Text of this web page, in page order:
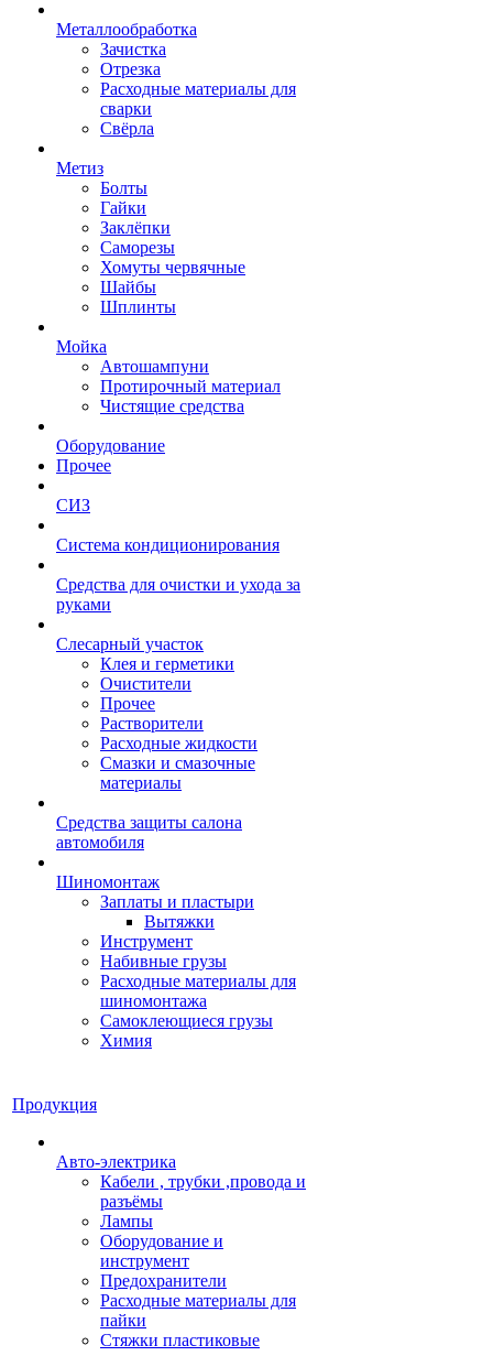
Металлообработка
Зачистка
Отрезка
Расходные материалы для
сварки
Свёрла
Метиз
Болты
Гайки
Заклёпки
Саморезы
Хомуты червячные
Шайбы
Шплинты
Мойка
Автошампуни
Протирочный материал
Чистящие средства
Оборудование
Прочее
СИЗ
Система кондиционирования
Средства для очистки и ухода за
руками
Слесарный участок
Клея и герметики
Очистители
Прочее
Растворители
Расходные жидкости
Смазки и смазочные
материалы
Средства защиты салона
автомобиля
Шиномонтаж
Заплаты и пластыри
Вытяжки
Инструмент
Набивные грузы
Расходные материалы для
шиномонтажа
Самоклеющиеся грузы
Химия
Продукция
Авто-электрика
Кабели , трубки ,провода и
разъёмы
Лампы
Оборудование и
инструмент
Предохранители
Расходные материалы для
пайки
Стяжки пластиковые